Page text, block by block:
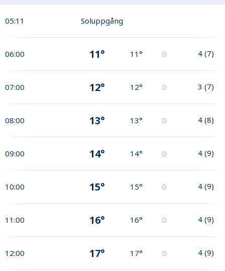
05:11 Soluppgång
06:00 11° 11° 0 4 (7)
07:00 12° 12° 0 3 (7)
08:00 13° 13° 0 4 (8)
09:00 14° 14° 0 4 (9)
10:00 15° 15° 0 4 (9)
11:00 16° 16° 0 4 (9)
12:00 17° 17° 0 4 (9)